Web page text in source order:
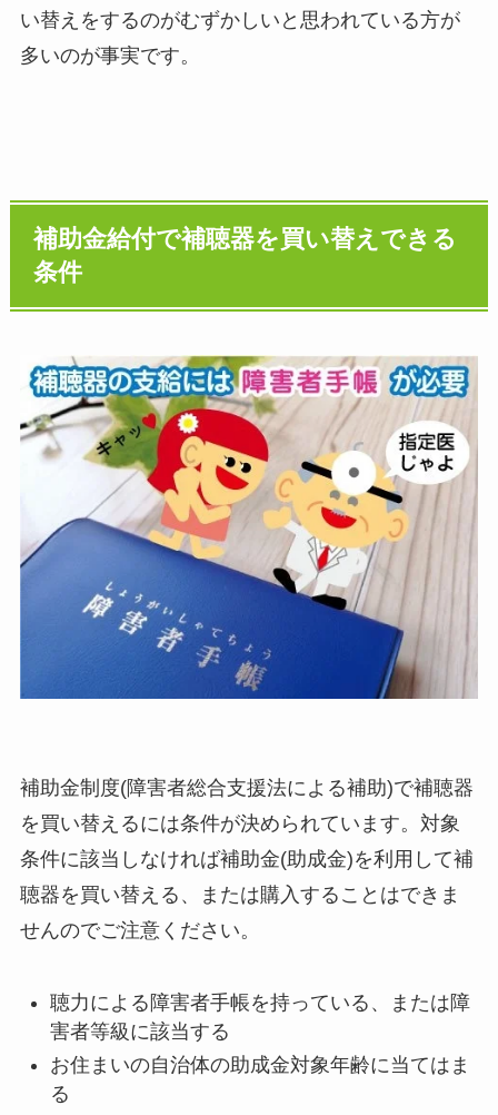
い替えをするのがむずかしいと思われている方が
多いのが事実です。
補助金給付で補聴器を買い替えできる
条件
補助金制度(障害者総合支援法による補助)で補聴器
を買い替えるには条件が決められています。対象
条件に該当しなければ補助金(助成金)を利用して補
聴器を買い替える、または購入することはできま
せんのでご注意ください。
聴力による障害者手帳を持っている、または障
害者等級に該当する
お住まいの自治体の助成金対象年齢に当てはま
る